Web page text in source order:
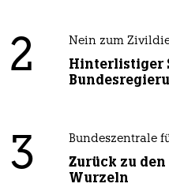
2 Nein zum
Hinterlistiger
3 Bundeszentrale
Zurück zu
Wurzeln